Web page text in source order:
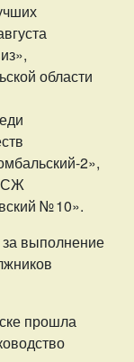
области
2»,
№ 10».
выполнение
прошла